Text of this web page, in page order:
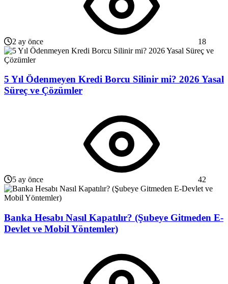
2 ay önce 18
5 Yıl Ödenmeyen Kredi Borcu Silinir mi? 2026 Yasal
Süreç ve Çözümler
5 ay önce 42
Banka Hesabı Nasıl Kapatılır? (Şubeye Gitmeden E-
Devlet ve Mobil Yöntemler)